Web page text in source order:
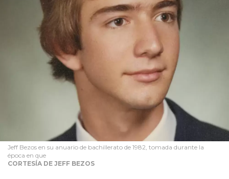
Jeff Bezos en su anuario de bachillerato de 1982, tomada durante la
época en que
CORTESÍA DE JEFF BEZOS